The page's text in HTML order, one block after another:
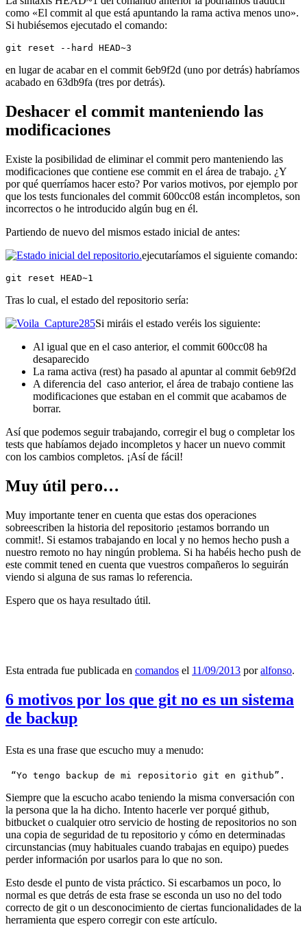
como «El commit al que está apuntando la rama activa menos uno».
Si hubiésemos ejecutado el comando:
git reset --hard HEAD~3
en lugar de acabar en el commit 6eb9f2d (uno por detrás) habríamos
acabado en 63db9fa (tres por detrás).
Deshacer el commit manteniendo las
modificaciones
Existe la posibilidad de eliminar el commit pero manteniendo las
modificaciones que contiene ese commit en el área de trabajo. ¿Y
por qué querríamos hacer esto? Por varios motivos, por ejemplo por
que los tests funcionales del commit 600cc08 están incompletos, son
incorrectos o he introducido algún bug en él.
Partiendo de nuevo del mismos estado inicial de antes:
ejecutaríamos el siguiente comando:
git reset HEAD~1
Tras lo cual, el estado del repositorio sería:
Si miráis el estado veréis los siguiente:
Al igual que en el caso anterior, el commit 600cc08 ha
desaparecido
La rama activa (rest) ha pasado al apuntar al commit 6eb9f2d
A diferencia del caso anterior, el área de trabajo contiene las
modificaciones que estaban en el commit que acabamos de
borrar.
Así que podemos seguir trabajando, corregir el bug o completar los
tests que habíamos dejado incompletos y hacer un nuevo commit
con los cambios completos. ¡Así de fácil!
Muy útil pero…
Muy importante tener en cuenta que estas dos operaciones
sobreescriben la historia del repositorio ¡estamos borrando un
commit!. Si estamos trabajando en local y no hemos hecho push a
nuestro remoto no hay ningún problema. Si ha habéis hecho push de
este commit tened en cuenta que vuestros compañeros lo seguirán
viendo si alguna de sus ramas lo referencia.
Espero que os haya resultado útil.
Esta entrada fue publicada en comandos el 11/09/2013 poralfonso.
6 motivos por los que git no es un sistema
de backup
Esta es una frase que escucho muy a menudo:
“Yo tengo backup de mi repositorio git en github”.
Siempre que la escucho acabo teniendo la misma conversación con
la persona que la ha dicho. Intento hacerle ver porqué github,
bitbucket o cualquier otro servicio de hosting de repositorios no son
una copia de seguridad de tu repositorio y cómo en determinadas
circunstancias (muy habituales cuando trabajas en equipo) puedes
perder información por usarlos para lo que no son.
Esto desde el punto de vista práctico. Si escarbamos un poco, lo
normal es que detrás de esta frase se esconda un uso no del todo
correcto de git o un desconocimiento de ciertas funcionalidades de la
herramienta que espero corregir con este artículo.